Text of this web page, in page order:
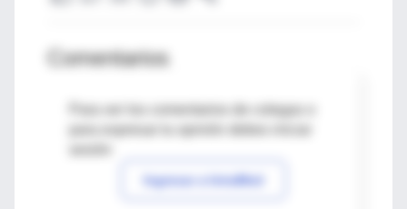
Comentarios
Para ver los comentarios de colegas o
Ingresar a IntraMed